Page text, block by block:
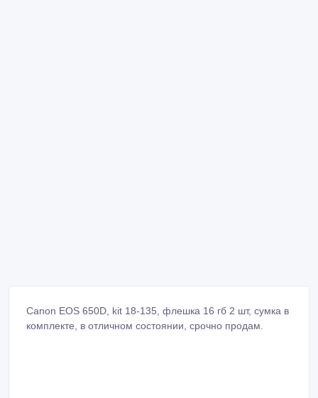
Canon EOS 650D, kit 18-135, флешка 16 гб 2 шт, сумка в
комплекте, в отличном состоянии, срочно продам.